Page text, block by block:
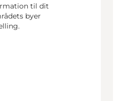
til dit
byer